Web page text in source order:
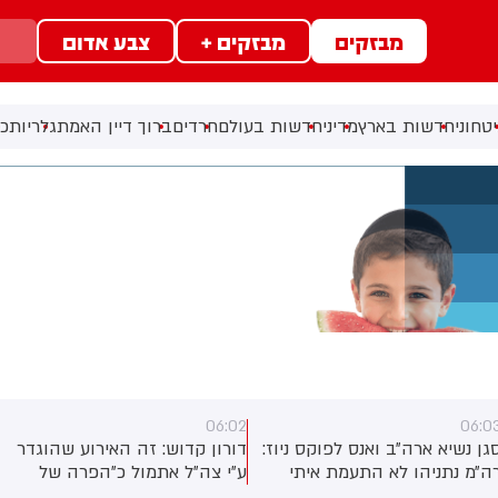
מבזקים מבזקים + צבע אדום
חדשות בארץמדיניחדשות בעולםחרדיםברוך דיין האמתגלריות
נשיא ארה״ב ואנס לפוקס ניוז:
נתניהו לא התעמת איתי
06:02
דורון קדוש: זה האירוע שהוגדר
ע״י צה״ל אתמול כ״הפרה של